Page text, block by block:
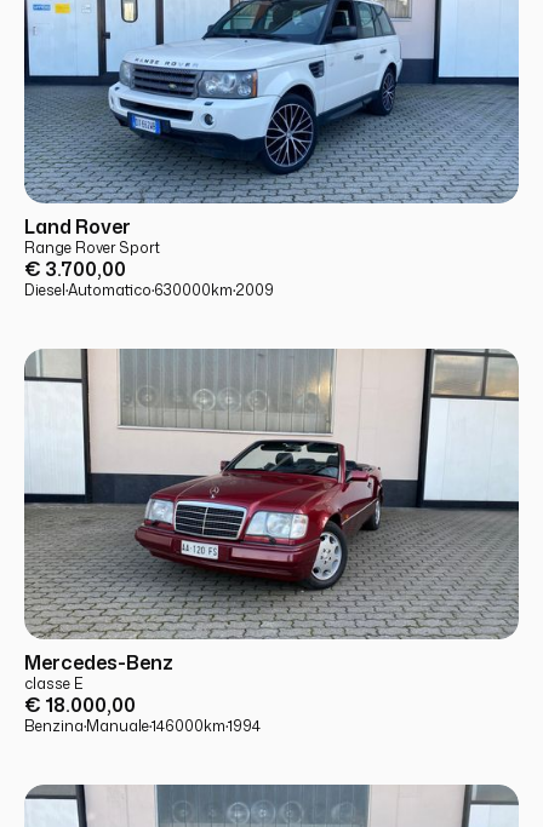
USATO
Land Rover
Range Rover Sport
€ 3.700,00
Diesel·Automatico·630000km·2009
USATO PRONTA CONSEGNA
Mercedes-Benz
classe E
€ 18.000,00
Benzina·Manuale·146000km·1994